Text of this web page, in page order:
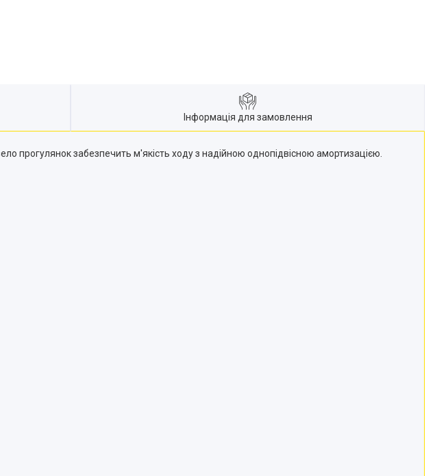
Інформація для замовлення
прогулянок забезпечить м'якість ходу з надійною однопідвісною амортизацією.